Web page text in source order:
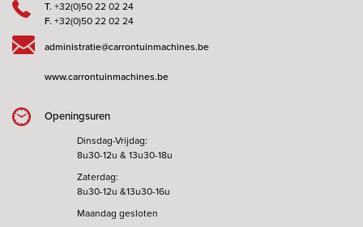
T. +32(0)50 22 02 24
F. +32(0)50 22 02 24
administratie@carrontuinmachines.be
www.carrontuinmachines.be
Openingsuren
Dinsdag-Vrijdag:
8u30-12u & 13u30-18u
Zaterdag:
8u30-12u &13u30-16u
Maandag gesloten